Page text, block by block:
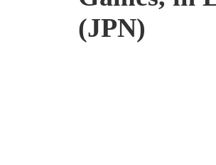
(JPN)